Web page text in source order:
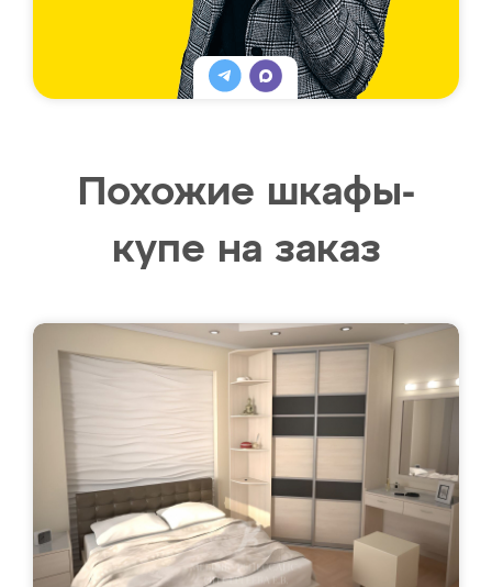
Похожие шкафы-
купе на заказ